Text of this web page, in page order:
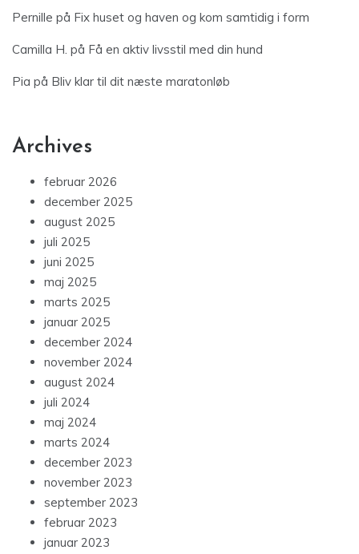
Pernille på Fix huset og haven og kom samtidig i form
Camilla H. på Få en aktiv livsstil med din hund
Pia på Bliv klar til dit næste maratonløb
Archives
februar 2026
december 2025
august 2025
juli 2025
juni 2025
maj 2025
marts 2025
januar 2025
december 2024
november 2024
august 2024
juli 2024
maj 2024
marts 2024
december 2023
november 2023
september 2023
februar 2023
januar 2023